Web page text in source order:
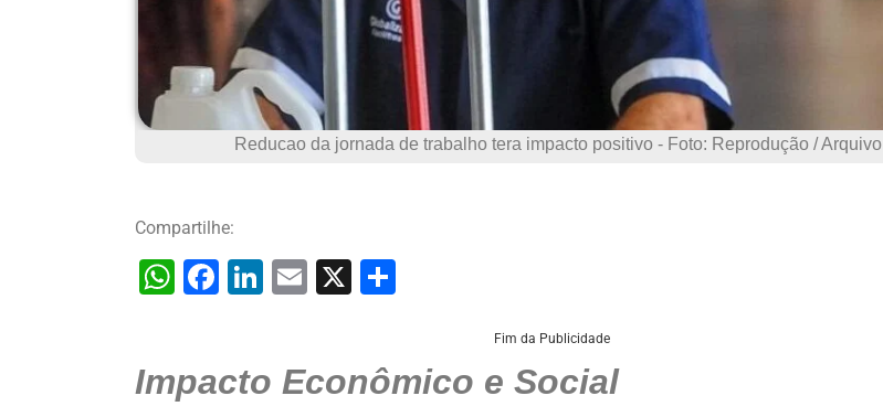
Reducao da jornada de trabalho tera impacto positivo - Foto: Reprodução / Arquivo
Compartilhe:
W
s
F
e
Li
e
E
l
X
e
Fim da Publicidade
Impacto Econômico e Social